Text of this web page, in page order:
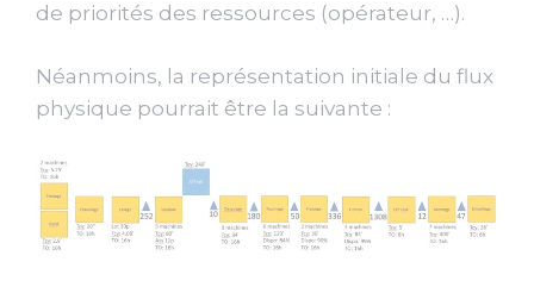
de priorités des ressources (opérateur, …).
Néanmoins, la représentation initiale du flux
physique pourrait être la suivante :